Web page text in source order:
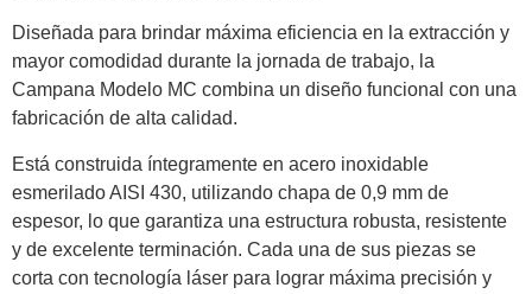
Diseñada para brindar máxima eficiencia en la extracción y
mayor comodidad durante la jornada de trabajo, la
Campana Modelo MC combina un diseño funcional con una
fabricación de alta calidad.
Está construida íntegramente en acero inoxidable
esmerilado AISI 430, utilizando chapa de 0,9 mm de
espesor, lo que garantiza una estructura robusta, resistente
y de excelente terminación. Cada una de sus piezas se
corta con tecnología láser para lograr máxima precisión y